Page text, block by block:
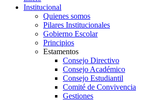
Institucional
Quienes somos
Pilares Institucionales
Gobierno Escolar
Principios
Estamentos
Consejo Directivo
Consejo Académico
Consejo Estudiantil
Comité de Convivencia
Gestiones